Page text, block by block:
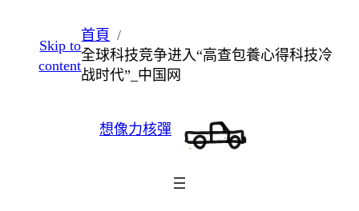
主
Skip to
content
首頁
全球科技竞争进入“高查包養心得科技冷
战时代”_中国网
想像力核彈